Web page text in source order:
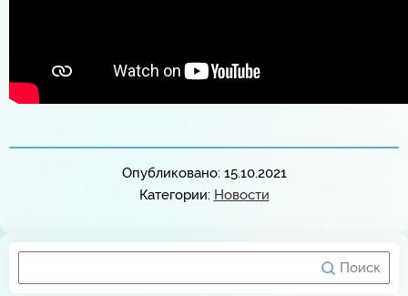
Опубликовано: 15.10.2021
Категории: Новости